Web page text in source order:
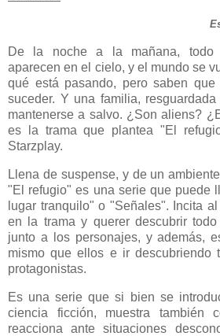
De la noche a la mañana, todo
aparecen en el cielo, y el mundo se
qué está pasando, pero saben
suceder. Y una familia,
mantenerse a salvo. ¿Son aliens?
es la trama que plantea "El
Starzplay.
Llena de suspense, y de un
"El refugio" es una serie que puede
lugar tranquilo" o "Señales". Incita
en la trama y querer descubrir
junto a los personajes, y además,
mismo que ellos e ir
protagonistas.
Es una serie que si bien se
ciencia ficción, muestra también
reacciona ante situaciones